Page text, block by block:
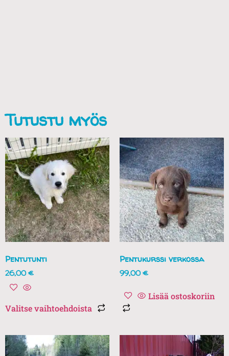
Tutustu myös
Pentutunti
26,00€
Valitse vaihtoehdoista
Pentukurssi verkossa
99,00€
Lisää ostoskoriin